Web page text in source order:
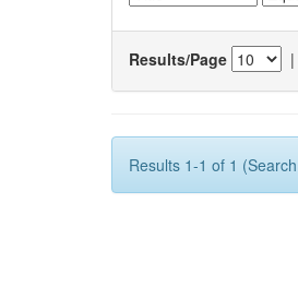
Results/Page |
Results 1-1 of 1